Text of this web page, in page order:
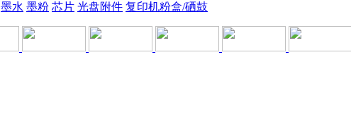
墨水 墨粉 芯片 光盘附件 复印机粉盒/硒鼓